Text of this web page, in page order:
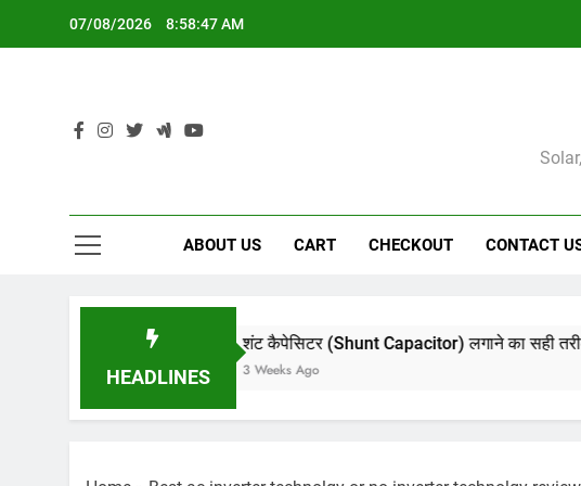
07/08/2026 8:58:48 AM
ABOUT US CART CHECKOUT CONTACT
HEADLINES
शंट कैपेसिटर (Shunt Capacitor) लगाने का सही तरीका: 99% लोग
3 Weeks Ago